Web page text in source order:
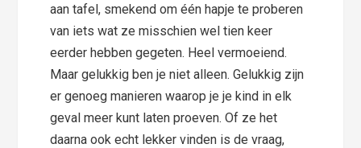
aan tafel, smekend om één hapje te proberen
van iets wat ze misschien wel tien keer
eerder hebben gegeten. Heel vermoeiend.
Maar gelukkig ben je niet alleen. Gelukkig zijn
er genoeg manieren waarop je je kind in elk
geval meer kunt laten proeven. Of ze het
daarna ook echt lekker vinden is de vraag,